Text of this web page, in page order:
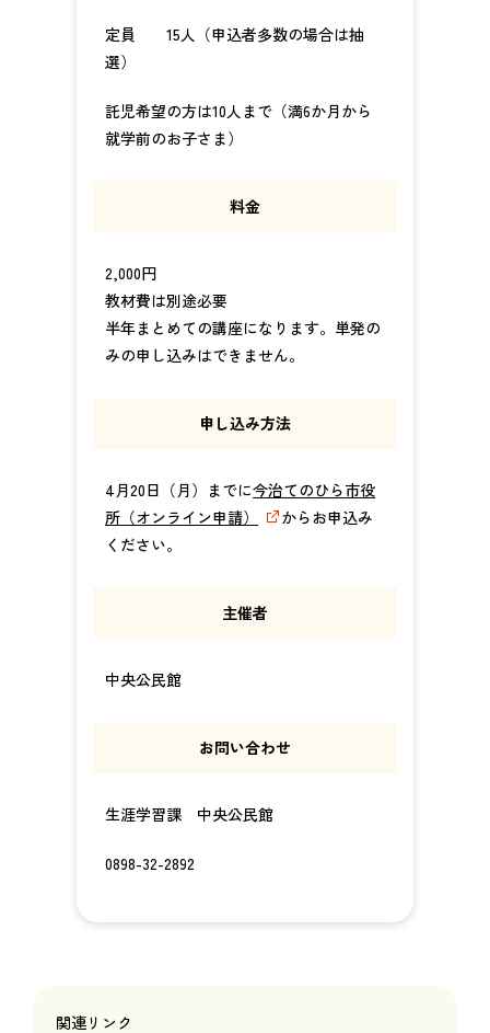
定員 15人（申込者多数の場合は抽
選）
託児希望の方は10人まで（満6か月から
就学前のお子さま）
料金
2,000円
教材費は別途必要
半年まとめての講座になります。単発の
みの申し込みはできません。
申し込み方法
4月20日（月）までに今治てのひら市役
所（オンライン申請）
からお申込み
ください。
主催者
中央公民館
お問い合わせ
生涯学習課 中央公民館
0898-32-2892
関連リンク